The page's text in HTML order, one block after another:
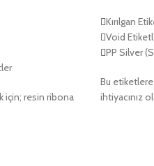
için; resin ribona
Kırılgan
Void
PP Silver
Bu
ihtiyacınız